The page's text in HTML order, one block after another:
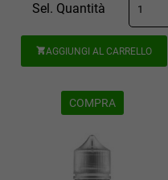
Sel. Quantità
AGGIUNGI AL CARRELLO
COMPRA